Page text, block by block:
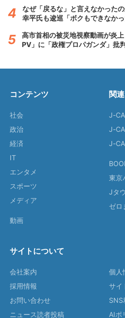
なぜ「戻るな」と言えなかった
幸平氏も逡巡「ボクもできなかっ
高市首相の被災地視察動画が炎
PV」に「政権プロパガンダ」批
コンテンツ
社会
政治
経済
IT
エンタメ
スポーツ
メディア
動画
関
J-
J-
J-
東京
Jタ
ゼロ
サイトについて
会社案内
採用情報
お問い合わせ
ニュース読者投稿
個人
サイ
SNS
AIポ